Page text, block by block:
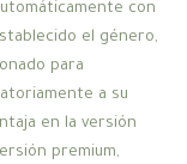
con
el género,
para
a su
en la versión
premium,